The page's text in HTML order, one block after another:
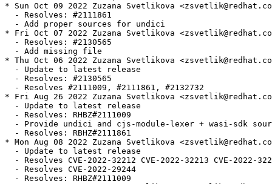
* Sun Oct 09 2022 Zuzana Svetlikova
  - Resolves: #2111861
  - Add proper sources for undici
* Fri Oct 07 2022 Zuzana Svetlikova
  - Resolves: #2130565
  - Add missing file
* Thu Oct 06 2022 Zuzana Svetlikova
  - Update to latest release
  - Resolves: #2130565
  - Resolves #2111009, #2111861, #2132732
* Fri Aug 26 2022 Zuzana Svetlikova
  - Update to latest release
  - Resolves: RHBZ#2111009
- Provide undici and cjs-module-lexer + wasi-sdk
  - Resolves: RBHZ#2111861
* Mon Aug 08 2022 Zuzana Svetlikova
  - Update to latest release
- Resolves CVE-2022-32212 CVE-2022-32213 CVE-2022-
  - Resolves CVE-2022-29244
  - Resolves: RHBZ#2111009